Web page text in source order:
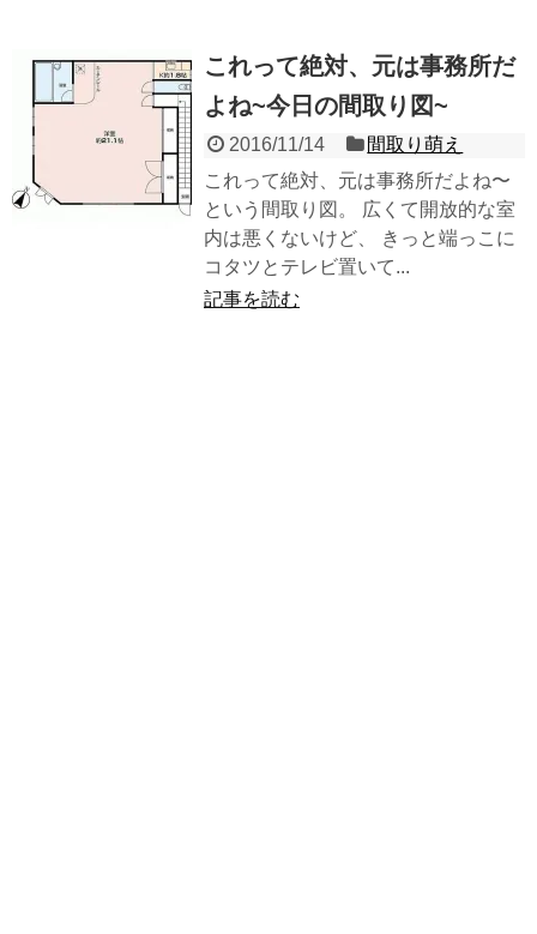
これって絶対、元は事務所だ
よね~今日の間取り図~
2016/11/14
間取り萌え
これって絶対、元は事務所だよね〜
という間取り図。 広くて開放的な室
内は悪くないけど、 きっと端っこに
コタツとテレビ置いて...
記事を読む